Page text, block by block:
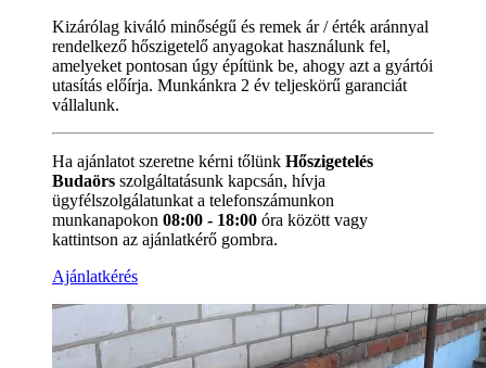
Kizárólag kiváló minőségű és remek ár / érték aránnyal
rendelkező hőszigetelő anyagokat használunk fel,
amelyeket pontosan úgy építünk be, ahogy azt a gyártói
utasítás előírja. Munkánkra 2 év teljeskörű garanciát
vállalunk.
Ha ajánlatot szeretne kérni tőlünk Hőszigetelés
Budaörs szolgáltatásunk kapcsán, hívja
ügyfélszolgálatunkat a telefonszámunkon
munkanapokon 08:00 - 18:00 óra között vagy
kattintson az ajánlatkérő gombra.
Ajánlatkérés